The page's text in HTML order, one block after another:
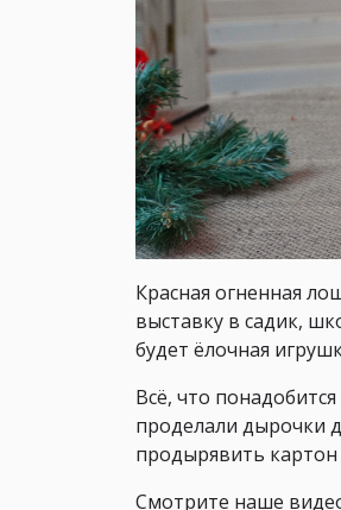
Красная огненная
выставку в садик,
будет ёлочная
Всё, что
проделали дырочки
продырявить
Смотрите наше
0%